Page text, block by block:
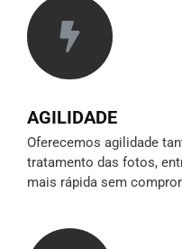
AGILIDADE
Oferecemos agilidade
tratamento das fotos,
mais rápida sem